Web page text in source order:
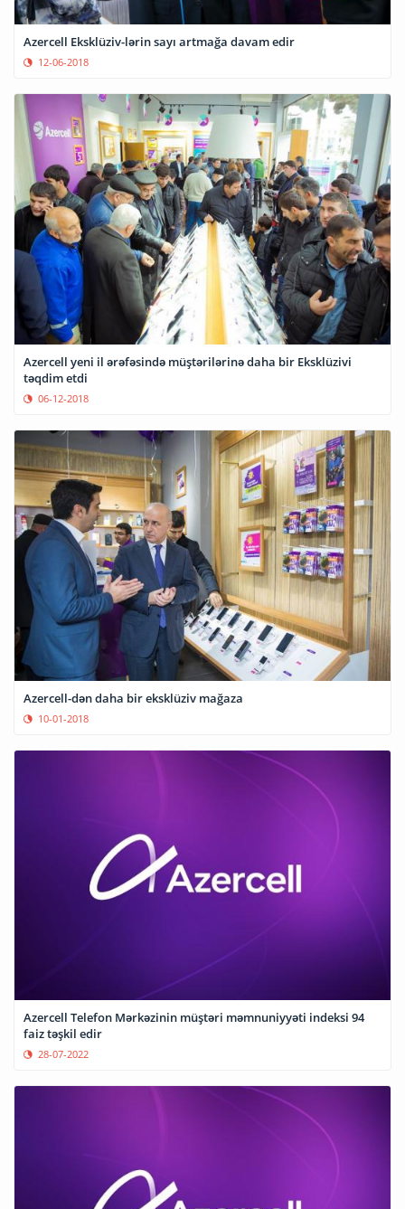
Azercell Eksklüziv-lərin sayı artmağa davam edir
12-06-2018
Azercell yeni il ərəfəsində müştərilərinə daha bir Eksklüzivi
təqdim etdi
06-12-2018
Azercell-dən daha bir eksklüziv mağaza
10-01-2018
Azercell Telefon Mərkəzinin müştəri məmnuniyyəti indeksi 94
faiz təşkil edir
28-07-2022